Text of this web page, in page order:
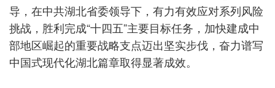
导，在中共湖北省委领导下，有力有效应对系列风险
挑战，胜利完成“十四五”主要目标任务，加快建成中
部地区崛起的重要战略支点迈出坚实步伐，奋力谱写
中国式现代化湖北篇章取得显著成效。